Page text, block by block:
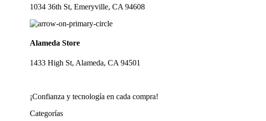
1034 36th St, Emeryville, CA 94608
Alameda Store
1433 High St, Alameda, CA 94501
¡Confianza y tecnología en cada compra!
Categorías